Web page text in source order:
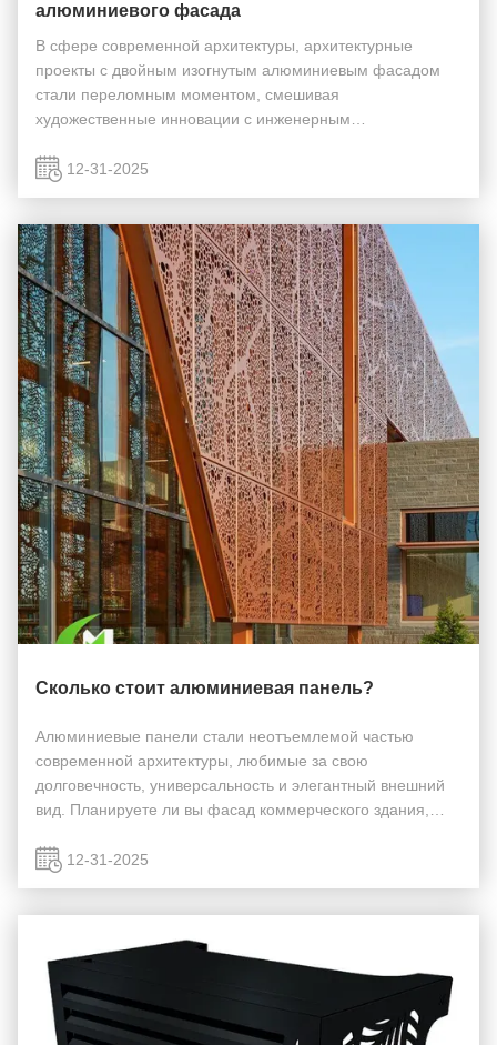
алюминиевого фасада
В сфере современной архитектуры, архитектурные
проекты с двойным изогнутым алюминиевым фасадом
стали переломным моментом, смешивая
художественные инновации с инженерным
переопределяют визуальный язык зданий, выходя за
12-31-2025
Сколько стоит алюминиевая панель?
Алюминиевые панели стали неотъемлемой частью
современной архитектуры, любимые за свою
долговечность, универсальность и элегантный внешний
вид. Планируете ли вы фасад коммерческого здания,
понимание стоимости алюминиевых панелей имеет
12-31-2025